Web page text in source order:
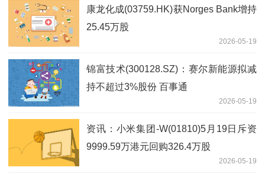
康龙化成(03759.HK)获Norges Bank增持
25.45万股
2026-05-19
锦富技术(300128.SZ)：赛尔新能源拟减
持不超过3%股份 百事通
2026-05-19
资讯：小米集团-W(01810)5月19日斥资
9999.59万港元回购326.4万股
2026-05-19